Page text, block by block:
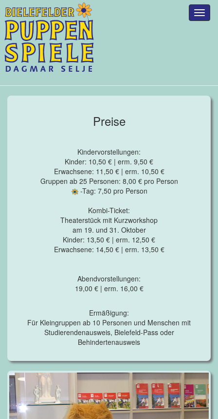
Preise
Kindervorstellungen:
Kinder: 10,50 € | erm. 9,50 €
Erwachsene: 11,50 € | erm. 10,50 €
Gruppen ab 25 Personen: 8,00 € pro Person
-Tag: 7,50 pro Person
Kombi-Ticket:
Theaterstück mit Kurzworkshop
am 19. und 31. Oktober
Kinder: 13,50 € | erm. 12,50 €
Erwachsene: 14,50 € | erm. 13,50 €
Abendvorstellungen:
19,00 € | erm. 16,00 €
Ermäßigung:
Für Kleingruppen ab 10 Personen und Menschen mit
Studierendenausweis, Bielefeld-Pass oder
Behindertenausweis